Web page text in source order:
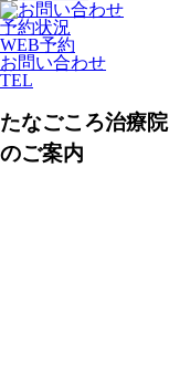
予約状況
WEB予約
お問い合わせ
TEL
たなごころ治療院
のご案内